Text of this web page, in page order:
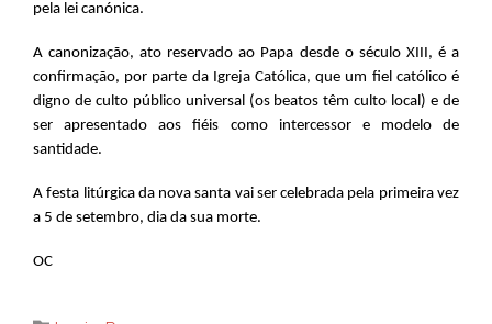
pela lei canónica.
A canonização, ato reservado ao Papa desde o século XIII, é a
confirmação, por parte da Igreja Católica, que um fiel católico é
digno de culto público universal (os beatos têm culto local) e de
ser apresentado aos fiéis como intercessor e modelo de
santidade.
A festa litúrgica da nova santa vai ser celebrada pela primeira vez
a 5 de setembro, dia da sua morte.
OC